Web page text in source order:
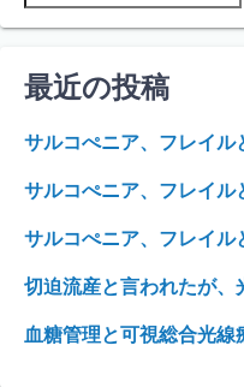
最近の投稿
サルコぺニア、フレイル
サルコぺニア、フレイル
サルコぺニア、フレイル
切迫流産と言われたが、
血糖管理と可視総合光線